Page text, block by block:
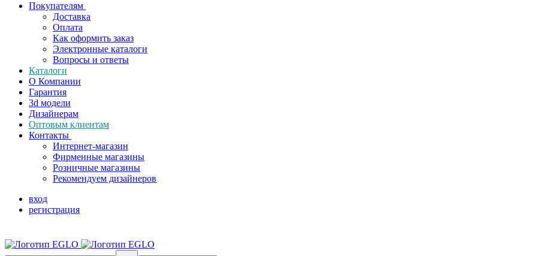
Покупателям
Доставка
Оплата
Как оформить заказ
Электронные каталоги
Вопросы и ответы
Каталоги
О Компании
Гарантия
3d модели
Дизайнерам
Оптовым клиентам
Контакты
Интернет-магазин
Фирменные магазины
Розничные магазины
Рекомендуем дизайнеров
вход
регистрация